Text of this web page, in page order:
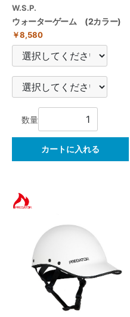
W.S.P.
ウォーターゲーム (2カラー)
￥8,580
数量
カートに入れる